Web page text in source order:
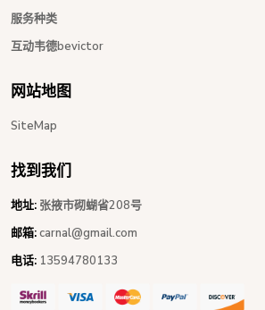
服务种类
互动韦德bevictor
网站地图
SiteMap
找到我们
地址: 张掖市砌蝴省208号
邮箱:carnal@gmail.com
电话: 13594780133